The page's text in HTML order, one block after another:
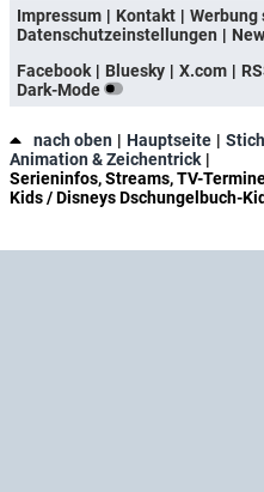
Impressum
Kontakt Werbung
Datenschutzeinstellungen
Facebook
Bluesky X.com
Dark-Mode
nach oben Hauptseite
Animation & Zeichentrick
Serieninfos, Streams, TV-
Kids / Disneys Dschungelbuch-